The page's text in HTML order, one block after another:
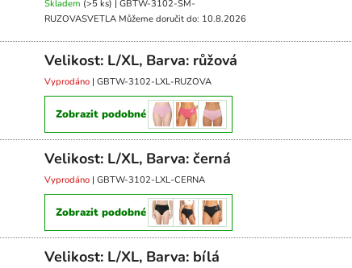
Skladem (>5 ks) | GBTW-3102-SM-
RUZOVASVETLA Můžeme doručit do: 10.8.2026
Velikost: L/XL, Barva: růžová
Vyprodáno | GBTW-3102-LXL-RUZOVA
Zobrazit podobné
Velikost: L/XL, Barva: černá
Vyprodáno | GBTW-3102-LXL-CERNA
Zobrazit podobné
Velikost: L/XL, Barva: bílá